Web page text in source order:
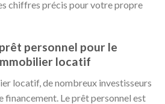
chiffres précis pour votre propre
personnel pour le
locatif
locatif, de nombreux investisseurs
financement. Le prêt personnel est